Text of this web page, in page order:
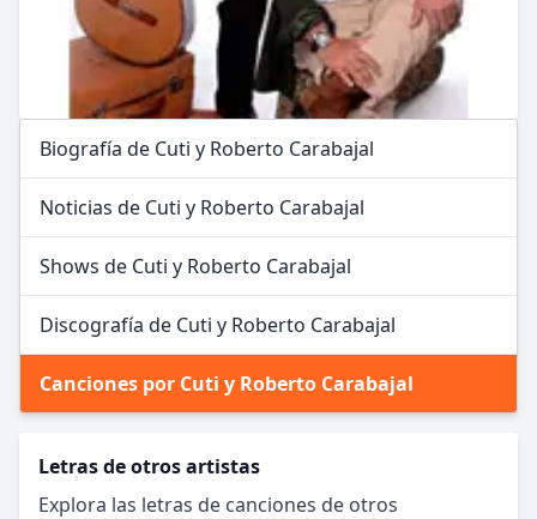
Biografía de Cuti y Roberto Carabajal
Noticias de Cuti y Roberto Carabajal
Shows de Cuti y Roberto Carabajal
Discografía de Cuti y Roberto Carabajal
Canciones por Cuti y Roberto Carabajal
Letras de otros artistas
Explora las letras de canciones de otros